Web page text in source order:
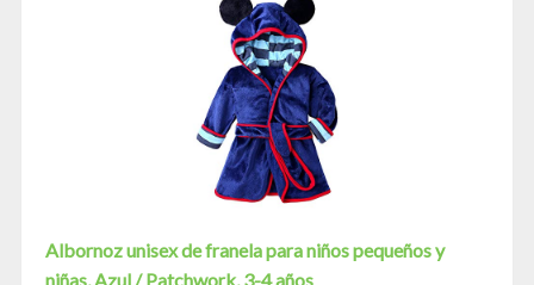
Albornoz unisex de franela para niños pequeños y
niñas, Azul / Patchwork, 3-4 años